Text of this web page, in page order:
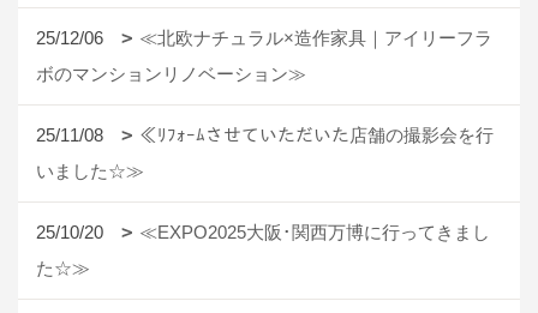
25/12/06
≪北欧ナチュラル×造作家具｜アイリーフラ
ボのマンションリノベーション≫
25/11/08
≪ﾘﾌｫｰﾑさせていただいた店舗の撮影会を行
いました☆≫
25/10/20
≪EXPO2025大阪･関西万博に行ってきまし
た☆≫